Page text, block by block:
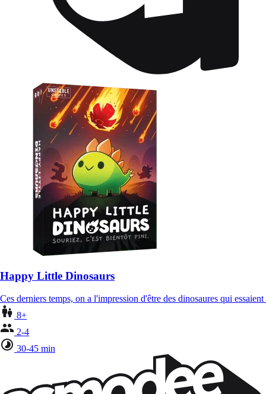
Happy Little Dinosaurs
Ces derniers temps, on a l'impression d'être des dinosaures qui
8+
2-4
30-45 min